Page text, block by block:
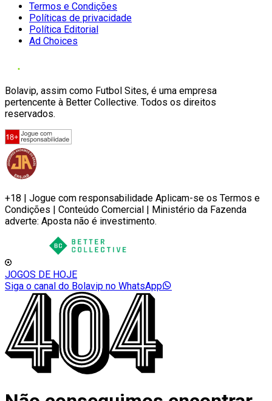
Termos e Condições
Políticas de privacidade
Política Editorial
Ad Choices
Bolavip, assim como Futbol Sites, é uma empresa
pertencente à Better Collective. Todos os direitos
reservados.
+18 | Jogue com responsabilidade Aplicam-se os Termos e
Condições | Conteúdo Comercial | Ministério da Fazenda
adverte: Aposta não é investimento.
JOGOS DE HOJE
Siga o canal do Bolavip no WhatsApp